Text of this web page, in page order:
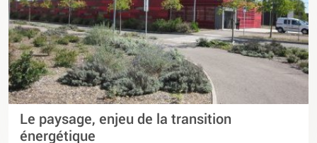
Le paysage, enjeu de la transition
énergétique